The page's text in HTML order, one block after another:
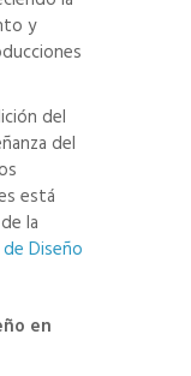
y
del
del
está
la
Diseño
en